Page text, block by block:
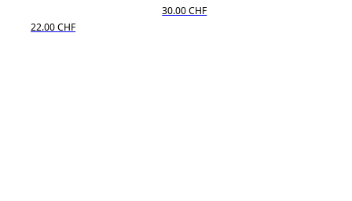
22.00 CHF
30.00 CHF